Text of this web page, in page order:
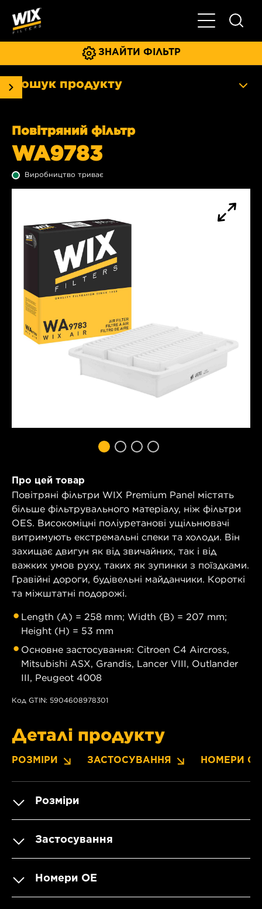
Увімкнути/
ЗНАЙТИ ФІЛЬТР
Пошук продукту
Повітряний фільтр
WA9783
Виробництво триває
Про цей товар
Повітряні фільтри WIX Premium Panel містять
більше фільтрувального матеріалу, ніж фільтри
OES. Високоміцні поліуретанові ущільнювачі
витримують екстремальні спеки та холоди. Він
захищає двигун як від звичайних, так і від
важких умов руху, таких як зупинки з поїздками.
Гравійні дороги, будівельні майданчики. Короткі
та міжштатні подорожі.
Length (A) = 258 mm; Width (B) = 207 mm;
Height (H) = 53 mm
Основне застосування: Citroen C4 Aircross,
Mitsubishi ASX, Grandis, Lancer VIII, Outlander
III, Peugeot 4008
Код GTIN: 5904608978301
Деталі продукту
РОЗМІРИ ЗАСТОСУВАННЯ НОМЕРИ OE
Розміри
Застосування
Номери OE